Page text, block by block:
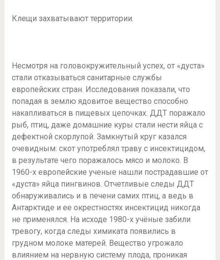
Клещи захватывают территории.
Несмотря на головокружительный успех, от «дуста»
стали отказываться санитарные службы
европейских стран. Исследования показали, что
попадая в землю ядовитое вещество способно
накапливаться в пищевых цепочках. ДДТ поражало
рыб, птиц, даже домашние куры стали нести яйца с
дефектной скорлупой. Замкнутый круг казался
очевидным: скот употреблял траву с инсектицидом,
в результате чего поражалось мясо и молоко. В
1960-х европейские ученые нашли пострадавшие от
«дуста» яйца пингвинов. Отчетливые следы ДДТ
обнаруживались и в печени самих птиц, а ведь в
Антарктиде и ее окрестностях инсектицид никогда
не применялся. На исходе 1980-х учёные забили
тревогу, когда следы химиката появились в
грудном молоке матерей. Вещество угрожало
влиянием на нервную систему плода, проникая